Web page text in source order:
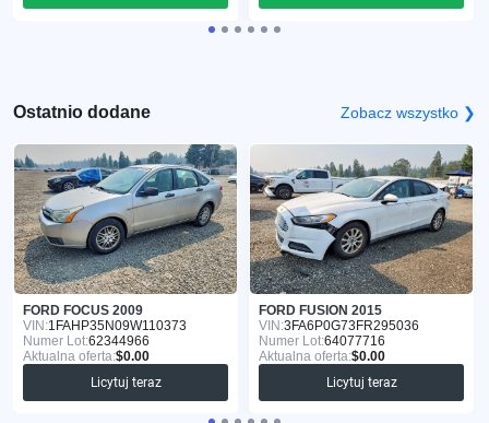
Ostatnio dodane Zobacz wszystko ❯
FORD FOCUS 2009
VIN:1FAHP35N09W110373
Numer Lot:62344966
Aktualna oferta:$0.00
Licytuj teraz
FORD FUSION 2015
VIN:3FA6P0G73FR295036
Numer Lot:64077716
Aktualna oferta:$0.00
Licytuj teraz